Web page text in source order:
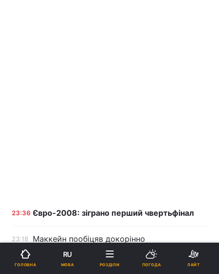
23:36 Євро-2008: зіграно перший чвертьфінал
23:18
Маккейн пообіцяв докорінно
переорієнтувати енергетику США
ГОЛОВНА
RU
МОВА РОЗДІЛИ ПОГОДА ЛАЙТ